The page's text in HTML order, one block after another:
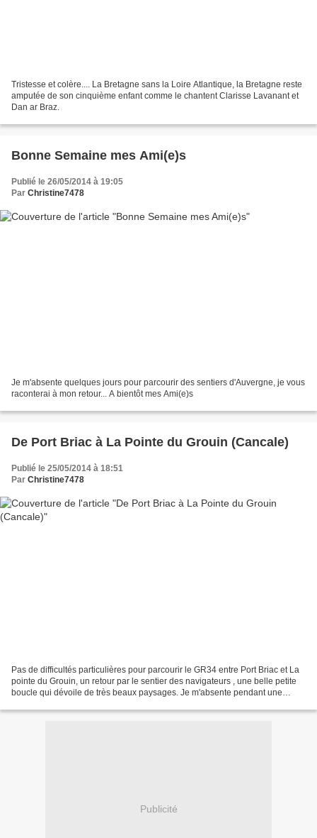
Tristesse et colère.... La Bretagne sans la Loire Atlantique, la Bretagne reste
amputée de son cinquième enfant comme le chantent Clarisse Lavanant et
Dan ar Braz.
Bonne Semaine mes Ami(e)s
Publié le 26/05/2014 à 19:05
Par Christine7478
Je m'absente quelques jours pour parcourir des sentiers d'Auvergne, je vous
raconterai à mon retour... A bientôt mes Ami(e)s
De Port Briac à La Pointe du Grouin (Cancale)
Publié le 25/05/2014 à 18:51
Par Christine7478
Pas de difficultés particulières pour parcourir le GR34 entre Port Briac et La
pointe du Grouin, un retour par le sentier des navigateurs , une belle petite
boucle qui dévoile de très beaux paysages. Je m'absente pendant une
Publicité